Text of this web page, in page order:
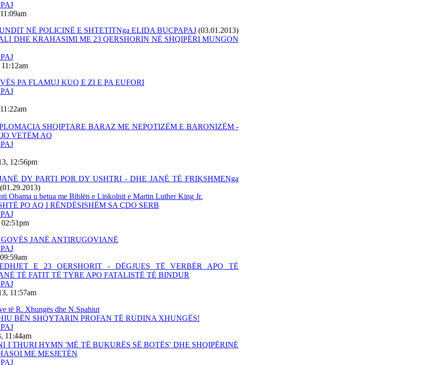
NË POLICINË E SHTETITNga ELIDA BUÇPAPAJ (03.01.2013)
DHE KRAHASIMI ME 23 QERSHORIN NË SHQIPËRI MUNGON
PA FLAMUJ KUQ E ZI E PA EUFORI
SHQIPTARE BARAZ ME NEPOTIZËM E BARONIZËM -
VETËM AQ
12:56pm
DY PARTI POR DY USHTRI - DHE JANË TË FRIKSHMENga
(01.29.2013)
Obama u betua me Biblën e Linkolnit e Martin Luther King Jr.
PO AQ I RËNDËSISHËM SA ÇDO SERB
JANË ANTIRUGOVIANË
E 23 QERSHORIT - DËGJUES TË VERBËR APO TË
TË FATIT TË TYRE APO FATALISTË TË BINDUR
11:57am
të R. Xhungës dhe N.Spahiut
BËN SHQYTARIN PROFAN TË RUDINA XHUNGËS!
11:44am
I THURI HYMN 'MË TË BUKURËS SË BOTËS' DHE SHQIPËRINË
ME MESJETËN